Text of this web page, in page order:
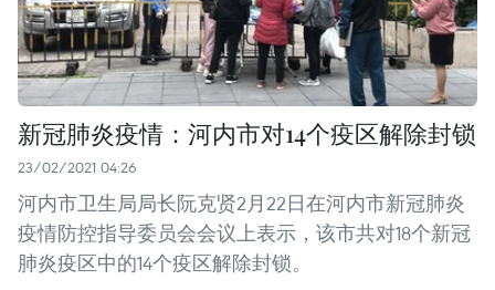
新冠肺炎疫情：河内市对14个疫区解除封锁
23/02/2021 04:26
河内市卫生局局长阮克贤2月22日在河内市新冠肺炎
疫情防控指导委员会会议上表示，该市共对18个新冠
肺炎疫区中的14个疫区解除封锁。